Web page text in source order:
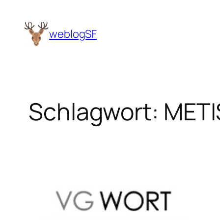
Inhalt
springen weblogSF
Schlagwort: